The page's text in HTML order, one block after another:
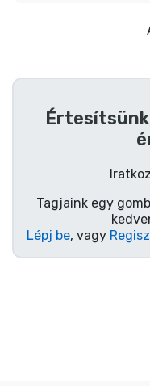
Tagjaink egy
Lépj be, vagy
Sorozatos
Mesés cuccok
Animés cuccok